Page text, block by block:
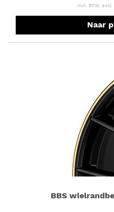
incl. BTW, excl.
Naar
BBS